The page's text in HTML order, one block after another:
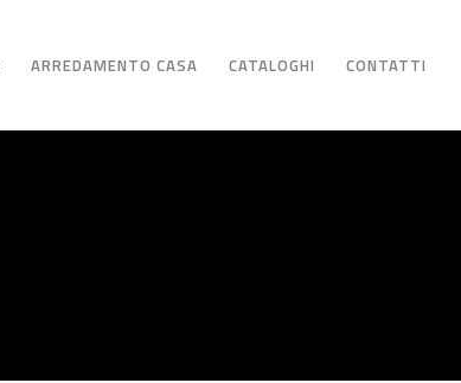
ARREDAMENTO CASA CATALOGHI CONTATTI